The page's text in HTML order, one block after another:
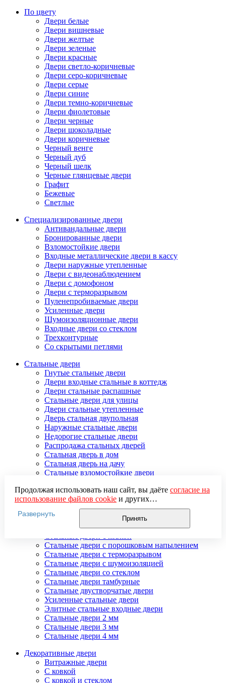
По цвету
Двери белые
Двери вишневые
Двери желтые
Двери зеленые
Двери красные
Двери светло-коричневые
Двери серо-коричневые
Двери серые
Двери синие
Двери темно-коричневые
Двери фиолетовые
Двери черные
Двери шоколадные
Двери коричневые
Черный венге
Черный дуб
Черный шелк
Черные глянцевые двери
Графит
Бежевые
Светлые
Специализированные двери
Антивандальные двери
Бронированные двери
Взломостойкие двери
Входные металлические двери в кассу
Двери наружные утепленные
Двери с видеонаблюдением
Двери с домофоном
Двери с терморазрывом
Пуленепробиваемые двери
Усиленные двери
Шумоизоляционные двери
Входные двери со стеклом
Трехконтурные
Со скрытыми петлями
Стальные двери
Гнутые стальные двери
Двери входные стальные в коттедж
Двери стальные распашные
Стальные двери для улицы
Двери стальные утепленные
Дверь стальная двупольная
Наружные стальные двери
Недорогие стальные двери
Распродажа стальных дверей
Стальная дверь в дом
Стальная дверь на дачу
Стальные взломостойкие двери
Стальные двери в подъезд
Стальные двери внутреннего открывания
Стальные двери массив
Стальные двери мдф
Стальные двери с зеркалом
Стальные двери с порошковым напылением
Стальные двери с терморазрывом
Стальные двери с шумоизоляцией
Стальные двери со стеклом
Стальные двери тамбурные
Стальные двустворчатые двери
Усиленные стальные двери
Элитные стальные входные двери
Стальные двери 2 мм
Стальные двери 3 мм
Стальные двери 4 мм
Декоративные двери
Витражные двери
С ковкой
С ковкой и стеклом
Продолжая использовать наш сайт, вы даёте согласие на
использование файлов cookieи других
пользовательских данных (включая IP-адрес, сведения о
местоположении, устройстве, действиях на сайте и т. п.)
для функционирования сайта, проведения
использования систем аналитики (например,
Яндекс.Метрика), в соответствии с нашей
обработки персональных данных.
Если вы не хотите, чтобы ваши данные обрабатывались,
настройте ограничения в браузере или покиньте сайт.
Развернуть
Принять